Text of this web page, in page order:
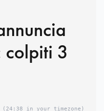
colpiti 3
(24:38 in your timezone)